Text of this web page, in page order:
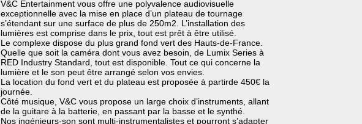
V&C Entertainment vous offre une polyvalence audiovisuelle
exceptionnelle avec la mise en place d’un plateau de tournage
s’étendant sur une surface de plus de 250m2. L’installation des
lumières est comprise dans le prix, tout est prêt à être utilisé.
Le complexe dispose du plus grand fond vert des Hauts-de-France.
Quelle que soit la caméra dont vous avez besoin, de Lumix Series à
RED Industry Standard, tout est disponible. Tout ce qui concerne la
lumière et le son peut être arrangé selon vos envies.
La location du fond vert et du plateau est proposée à partirde 450€ la
journée.
Côté musique, V&C vous propose un large choix d’instruments, allant
de la guitare à la batterie, en passant par la basse et le synthé.
Nos ingénieurs-son sont multi-instrumentalistes et pourront s’adapter